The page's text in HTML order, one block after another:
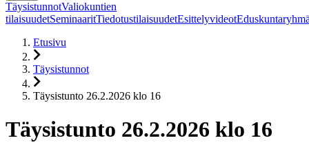
TäysistunnotValiokuntien
tilaisuudetSeminaaritTiedotustilaisuudetEsittelyvideot
Etusivu
Täysistunnot
Täysistunto 26.2.2026 klo 16
Täysistunto 26.2.2026 klo 16